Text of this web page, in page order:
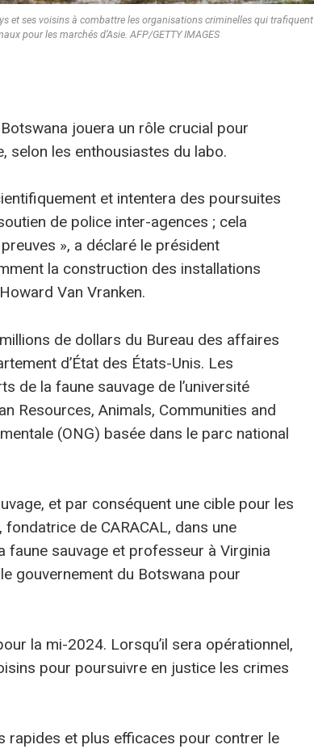
et ses voisins à combattre les organisations criminelles qui trafiquent
pour les marchés d’Asie. AFP/GETTY IMAGES
jouera un rôle crucial pour
selon les enthousiastes du labo.
et intentera des poursuites
de police inter-agences ; cela
», a déclaré le président
la construction des installations
Van Vranken.
de dollars du Bureau des affaires
d’État des États-Unis. Les
de la faune sauvage de l’université
Resources, Animals, Communities and
(ONG) basée dans le parc national
et par conséquent une cible pour les
de CARACAL, dans une
faune sauvage et professeur à Virginia
gouvernement du Botswana pour
la mi-2024. Lorsqu’il sera opérationnel,
pour poursuivre en justice les crimes
rapides et plus efficaces pour contrer le